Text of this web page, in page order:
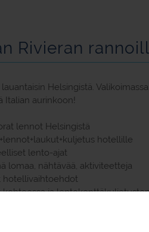
Rivieran
Helsingistä.
Italian aurinkoon!
lennot Helsingistä
hotellille
lento-ajat
lomaa, nähtävää, aktiviteetteja
hotellivaihtoehdot
ja